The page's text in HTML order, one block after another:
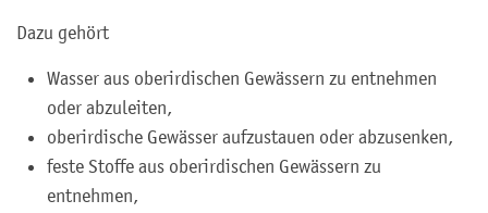
Dazu gehört
Wasser aus oberirdischen Gewässern zu entnehmen
oder abzuleiten,
oberirdische Gewässer aufzustauen oder abzusenken,
feste Stoffe aus oberirdischen Gewässern zu
entnehmen,